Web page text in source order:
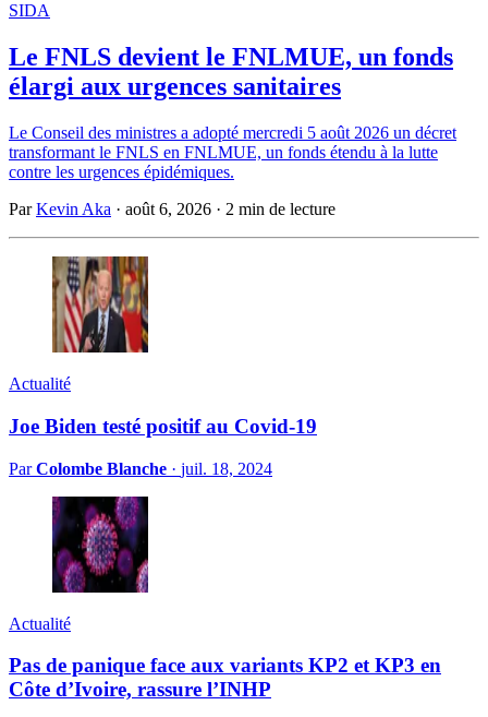
SIDA
Le FNLS devient le FNLMUE, un fonds
élargi aux urgences sanitaires
Le Conseil des ministres a adopté mercredi 5 août 2026 un décret
transformant le FNLS en FNLMUE, un fonds étendu à la lutte
contre les urgences épidémiques.
ParKevin Aka · août 6, 2026 · 2 min de lecture
Actualité
Joe Biden testé positif au Covid-19
ParColombe Blanche · juil. 18, 2024
Actualité
Pas de panique face aux variants KP2 et KP3 en
Côte d’Ivoire, rassure l’INHP